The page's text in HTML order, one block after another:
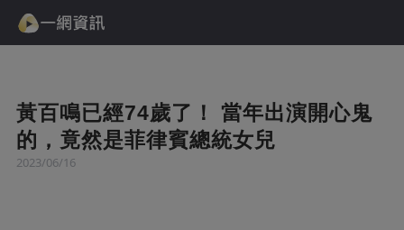
黃百鳴已經74歲了！ 當年出演開心鬼
的，竟然是菲律賓總統女兒
2023/06/16